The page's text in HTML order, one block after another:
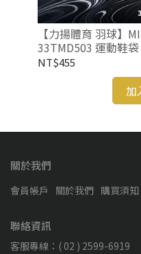
【力揚體育 羽球】
33TMD503 運動鞋
NT$455
加
關於我們
會員帳戶 關於我們 購買須知
聯絡資訊
客服專線：( 02 ) 2599-6919